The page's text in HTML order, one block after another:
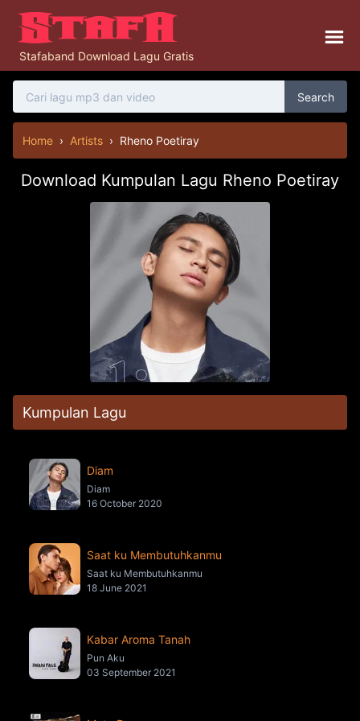
Stafaband Download Lagu Gratis
Search
Home › Artists › Rheno Poetiray
Download Kumpulan Lagu Rheno Poetiray
Kumpulan Lagu
Diam
Diam
16 October 2020
Saat ku Membutuhkanmu
Saat ku Membutuhkanmu
18 June 2021
Kabar Aroma Tanah
Pun Aku
03 September 2021